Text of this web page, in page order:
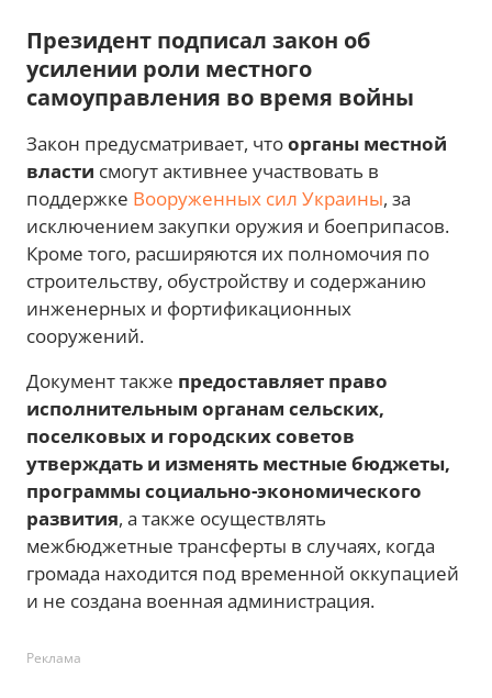
Президент подписал закон об
усилении роли местного
самоуправления во время войны
Закон предусматривает, чтоорганы местной
власти смогут активнее участвовать в
поддержке Вооруженных сил Украины, за
исключением закупки оружия и боеприпасов.
Кроме того, расширяются их полномочия по
строительству, обустройству и содержанию
инженерных и фортификационных
сооружений.
Документ также предоставляет право
исполнительным органам сельских,
поселковых и городских советов
утверждать и изменять местные бюджеты,
программы социально-экономического
развития, а также осуществлять
межбюджетные трансферты в случаях, когда
громада находится под временной оккупацией
и не создана военная администрация.
Реклама